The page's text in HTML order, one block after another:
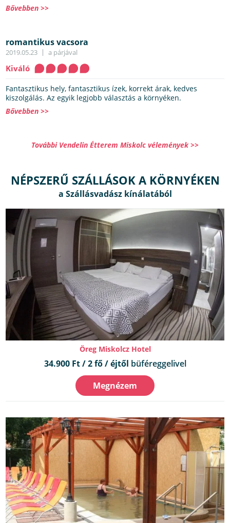
Bővebben >>
romantikus vacsora
2019.05.23 a párjával
Kiváló
Fantasztikus hely, fantasztikus ízek, korrekt árak, kedves
kiszolgálás. Az egyik legjobb választás a környéken.
Bővebben >>
További Vendelin Étterem Miskolc vélemények >>
NÉPSZERŰ SZÁLLÁSOK A KÖRNYÉKEN
Öreg Miskolcz Hotel
34.900 Ft / 2 fő / éjtől büféreggelivel
Megnézem